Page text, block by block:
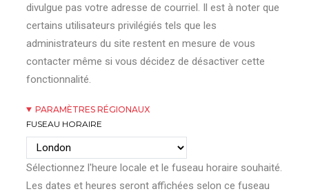
divulgue pas votre adresse de courriel. Il est à noter que
certains utilisateurs privilégiés tels que les
administrateurs du site restent en mesure de vous
contacter même si vous décidez de désactiver cette
fonctionnalité.
PARAMÈTRES RÉGIONAUX
FUSEAU HORAIRE
Sélectionnez l'heure locale et le fuseau horaire souhaité.
Les dates et heures seront affichées selon ce fuseau